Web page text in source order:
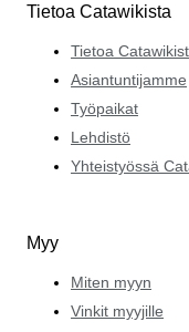
Tietoa Catawikista
Tietoa
Asiantuntijamme
Työpaikat
Lehdistö
Yhteistyössä
Myy
Miten myyn
Vinkit myyjille